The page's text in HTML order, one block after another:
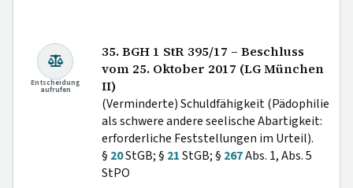
Entscheidung
aufrufen
35. BGH 1 StR 395/17 – Beschluss
vom 25. Oktober 2017 (LG München
II)
(Verminderte) Schuldfähigkeit (Pädophilie
als schwere andere seelische Abartigkeit:
erforderliche Feststellungen im Urteil).
§ 20StGB; § 21StGB; § 267Abs. 1, Abs. 5
StPO